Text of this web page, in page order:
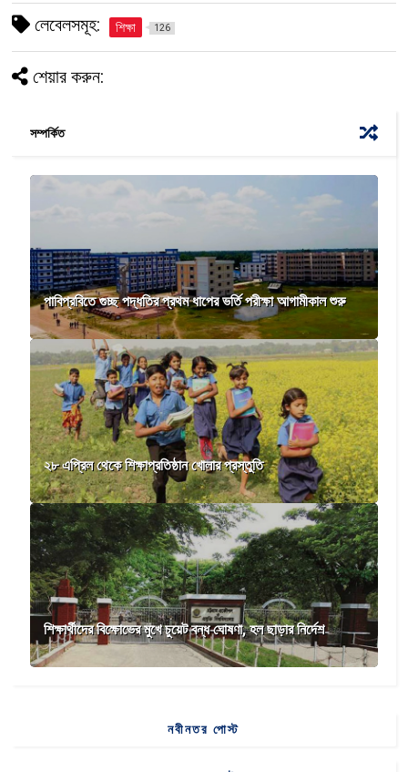
লেবেলসমূহ: শিক্ষা 126
শেয়ার করুন:
সম্পর্কিত
পাবিপ্রবিতে গুচ্ছ পদ্ধতির প্রথম ধাপের ভর্তি পরীক্ষা আগামীকাল শুরু
২৮ এপ্রিল থেকে শিক্ষাপ্রতিষ্ঠান খোলার প্রস্তুতি
শিক্ষার্থীদের বিক্ষোভের মুখে চুয়েট বন্ধ ঘোষণা, হল ছাড়ার নির্দেশ
নবীনতর পোস্ট